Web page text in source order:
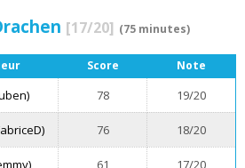
[17/20] (75 minutes)
Score Note
78 19/20
76 18/20
61 17/20